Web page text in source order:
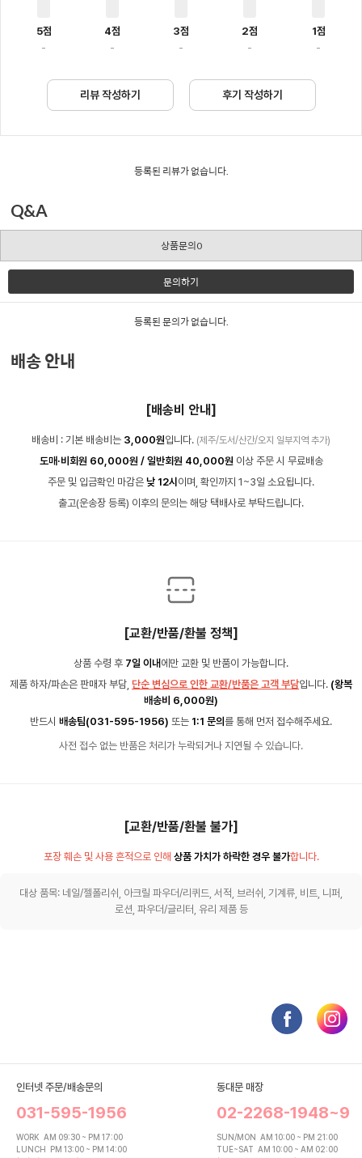
5점
-
4점
-
3점
-
2점
-
1점
-
리뷰 작성하기 후기 작성하기
등록된 리뷰가 없습니다.
Q&A
상품문의0
문의하기
등록된 문의가 없습니다.
배송 안내
[배송비 안내]
배송비 : 기본 배송비는 3,000원입니다. (제주/도서/산간/오지 일부지역 추가)
도매·비회원 60,000원 / 일반회원 40,000원 이상 주문 시 무료배송
주문 및 입금확인 마감은 낮 12시 이며, 확인까지 1~3일 소요됩니다.
출고(운송장 등록) 이후의 문의는 해당 택배사로 부탁드립니다.
[교환/반품/환불 정책]
상품 수령 후 7일 이내 에만 교환 및 반품이 가능합니다.
제품 하자/파손은 판매자 부담, 단순 변심으로 인한 교환/반품은 고객 부담입니다. (왕복
배송비 6,000원)
반드시 배송팀(031-595-1956) 또는 1:1 문의 를 통해 먼저 접수해주세요.
사전 접수 없는 반품은 처리가 누락되거나 지연될 수 있습니다.
[교환/반품/환불 불가]
포장 훼손 및 사용 흔적으로 인해 상품 가치가 하락한 경우 불가합니다.
대상 품목: 네일/젤폴리쉬, 아크릴 파우더/리퀴드, 서적, 브러쉬, 기계류, 비트, 니퍼,
로션, 파우더/글리터, 유리 제품 등
인터넷 주문/배송문의
031-595-1956
WORK AM 09:30 ~ PM 17:00
LUNCH PM 13:00 ~ PM 14:00
동대문 매장
02-2268-1948~9
SUN/MON AM 10:00 ~ PM 21:00
TUE~SAT AM 10:00 ~ AM 02:00